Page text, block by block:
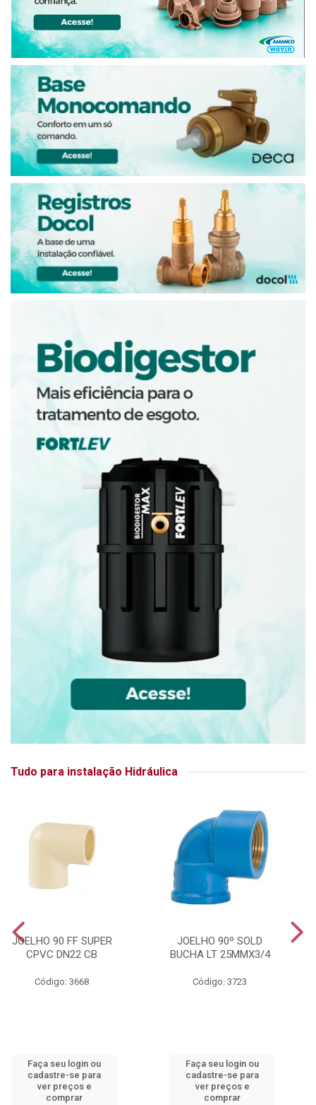
Tudo para instalação Hidráulica
JOELHO 90 FF SUPER
CPVC DN22 CB
Código: 3668
Faça seu login ou
cadastre-se para
ver preços e
comprar
JOELHO 90º SOLD
BUCHA LT 25MMX3/4
Código: 3723
Faça seu login ou
cadastre-se para
ver preços e
comprar